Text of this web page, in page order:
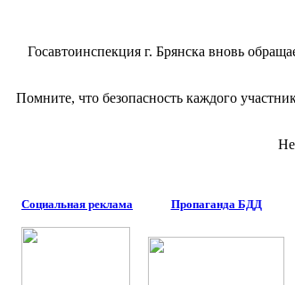
Госавтоинспекция г. Брянска вновь
Помните, что безопасность каждого
Социальная реклама Пропаганда БДД